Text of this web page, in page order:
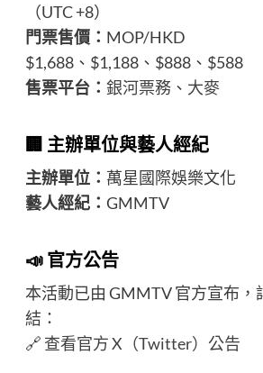
（UTC +8）
門票售價： MOP/HKD
$1,688、$1,188、$888、$588
售票平台： 銀河票務、 大麥
🏢 主辦單位與藝人經紀
主辦單位： 萬星國際娛樂文化
藝人經紀： GMMTV
📣 官方公告
本活動已由 GMMTV 官方宣布，
結：
🔗 查看官方 X（Twitter）公告